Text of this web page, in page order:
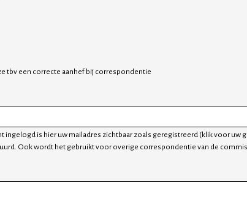
tbv een correcte aanhef bij correspondentie
ingelogd is hier uw mailadres zichtbaar zoals geregistreerd (klik voor
Ook wordt het gebruikt voor overige correspondentie van de